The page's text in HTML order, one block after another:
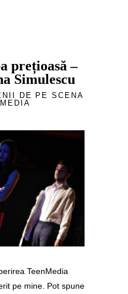
prețioasă –
Simulescu
DE PE SCENA
TeenMedia
pe mine. Pot spune